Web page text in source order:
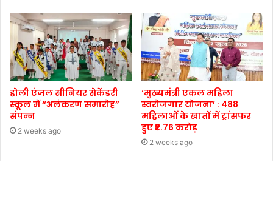
होली एंजल सीनियर सेकेंडरी
स्कूल में “अलंकरण समारोह”
संपन्न
2 weeks ago
‘मुख्यमंत्री एकल महिला
स्वरोजगार योजना’ : 488
महिलाओं के खातों में ट्रांसफर
हुए ₹2.76 करोड़
2 weeks ago